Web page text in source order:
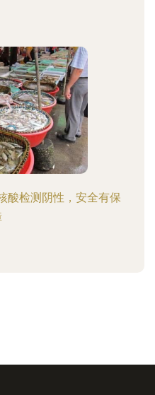
酸检测阴性，安全有保